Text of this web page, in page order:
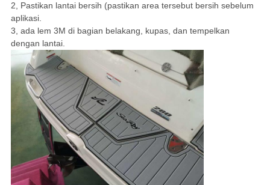
2, Pastikan lantai bersih (pastikan area tersebut bersih sebelum
aplikasi.
3, ada lem 3M di bagian belakang, kupas, dan tempelkan
dengan lantai.